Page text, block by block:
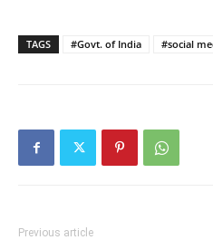
TAGS #Govt. of India #social
Previous article